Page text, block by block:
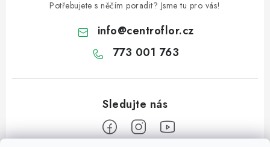
Potřebujete s něčím poradit? Jsme tu pro vás!
info@centroflor.cz
773 001 763